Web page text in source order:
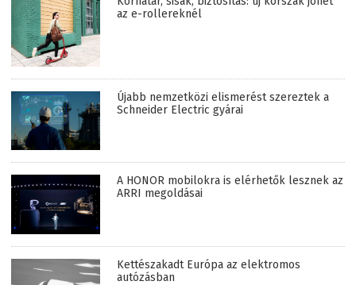
az e-rollereknél
Újabb nemzetközi elismerést szereztek a
Schneider Electric gyárai
A HONOR mobilokra is elérhetők lesznek az
ARRI megoldásai
Kettészakadt Európa az elektromos
autózásban